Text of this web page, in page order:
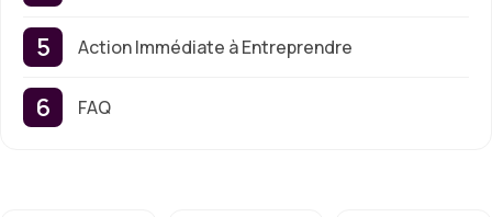
Action Immédiate à Entreprendre
FAQ